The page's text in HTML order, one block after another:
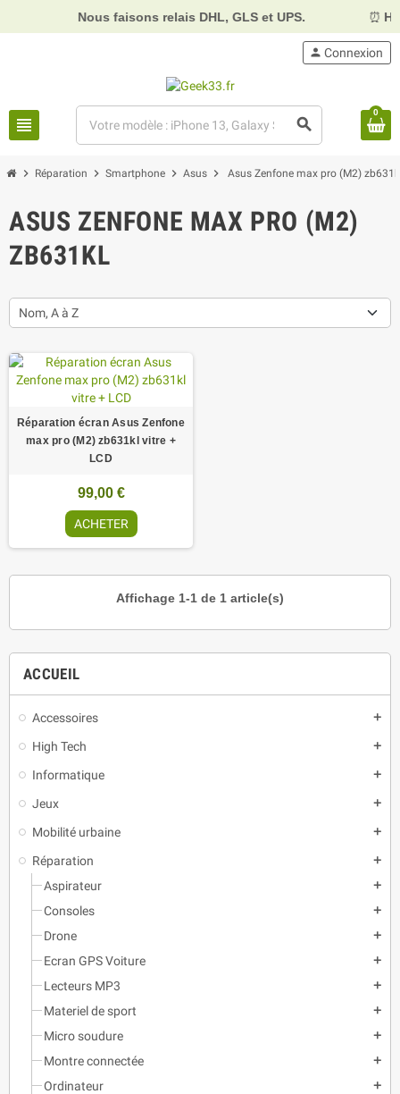
Nous faisons relais DHL, GLS et UPS. Horaires :
view_headline search
person Connexion
0
chevron_right Réparation chevron_right Smartphone chevron_right Asus chevron_right Asus Zenfone max pro (M2)
ACCUEIL
Accessoires add
High Tech add
Informatique add
Jeux add
Mobilité urbaine add
Réparation add
Aspirateur add
Consoles add
Drone add
Ecran GPS Voiture add
Lecteurs MP3 add
Materiel de sport add
Micro soudure add
Montre connectée add
Ordinateur add
ASUS ZENFONE MAX PRO (M2)
ZB631KL
Nom, A à Z
Réparation écran Asus Zenfone
max pro (M2) zb631kl vitre +
LCD
99,00 €
ACHETER
Affichage 1-1 de 1 article(s)